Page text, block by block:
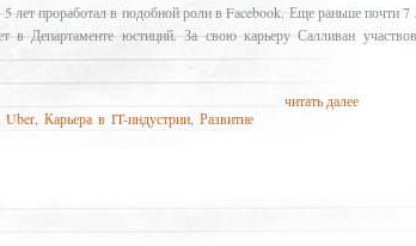
лет проработал в подобной роли в Facebook. Еще раньше почти 7
в Департаменте юстиций. За свою карьеру Салливан
Uber, Карьера в IT-индустрии,Развитие
читать далее